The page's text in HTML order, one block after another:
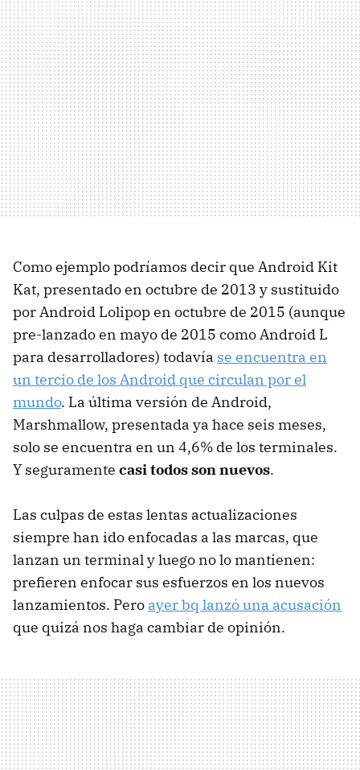
Como ejemplo podríamos decir que Android Kit
Kat, presentado en octubre de 2013 y sustituido
por Android Lolipop en octubre de 2015 (aunque
pre-lanzado en mayo de 2015 como Android L
para desarrolladores) todavía se encuentra en
un tercio de los Android que circulan por el
mundo. La última versión de Android,
Marshmallow, presentada ya hace seis meses,
solo se encuentra en un 4,6% de los terminales.
Y seguramente casi todos son nuevos.
Las culpas de estas lentas actualizaciones
siempre han ido enfocadas a las marcas, que
lanzan un terminal y luego no lo mantienen:
prefieren enfocar sus esfuerzos en los nuevos
lanzamientos. Pero ayer bq lanzó una acusación
que quizá nos haga cambiar de opinión.